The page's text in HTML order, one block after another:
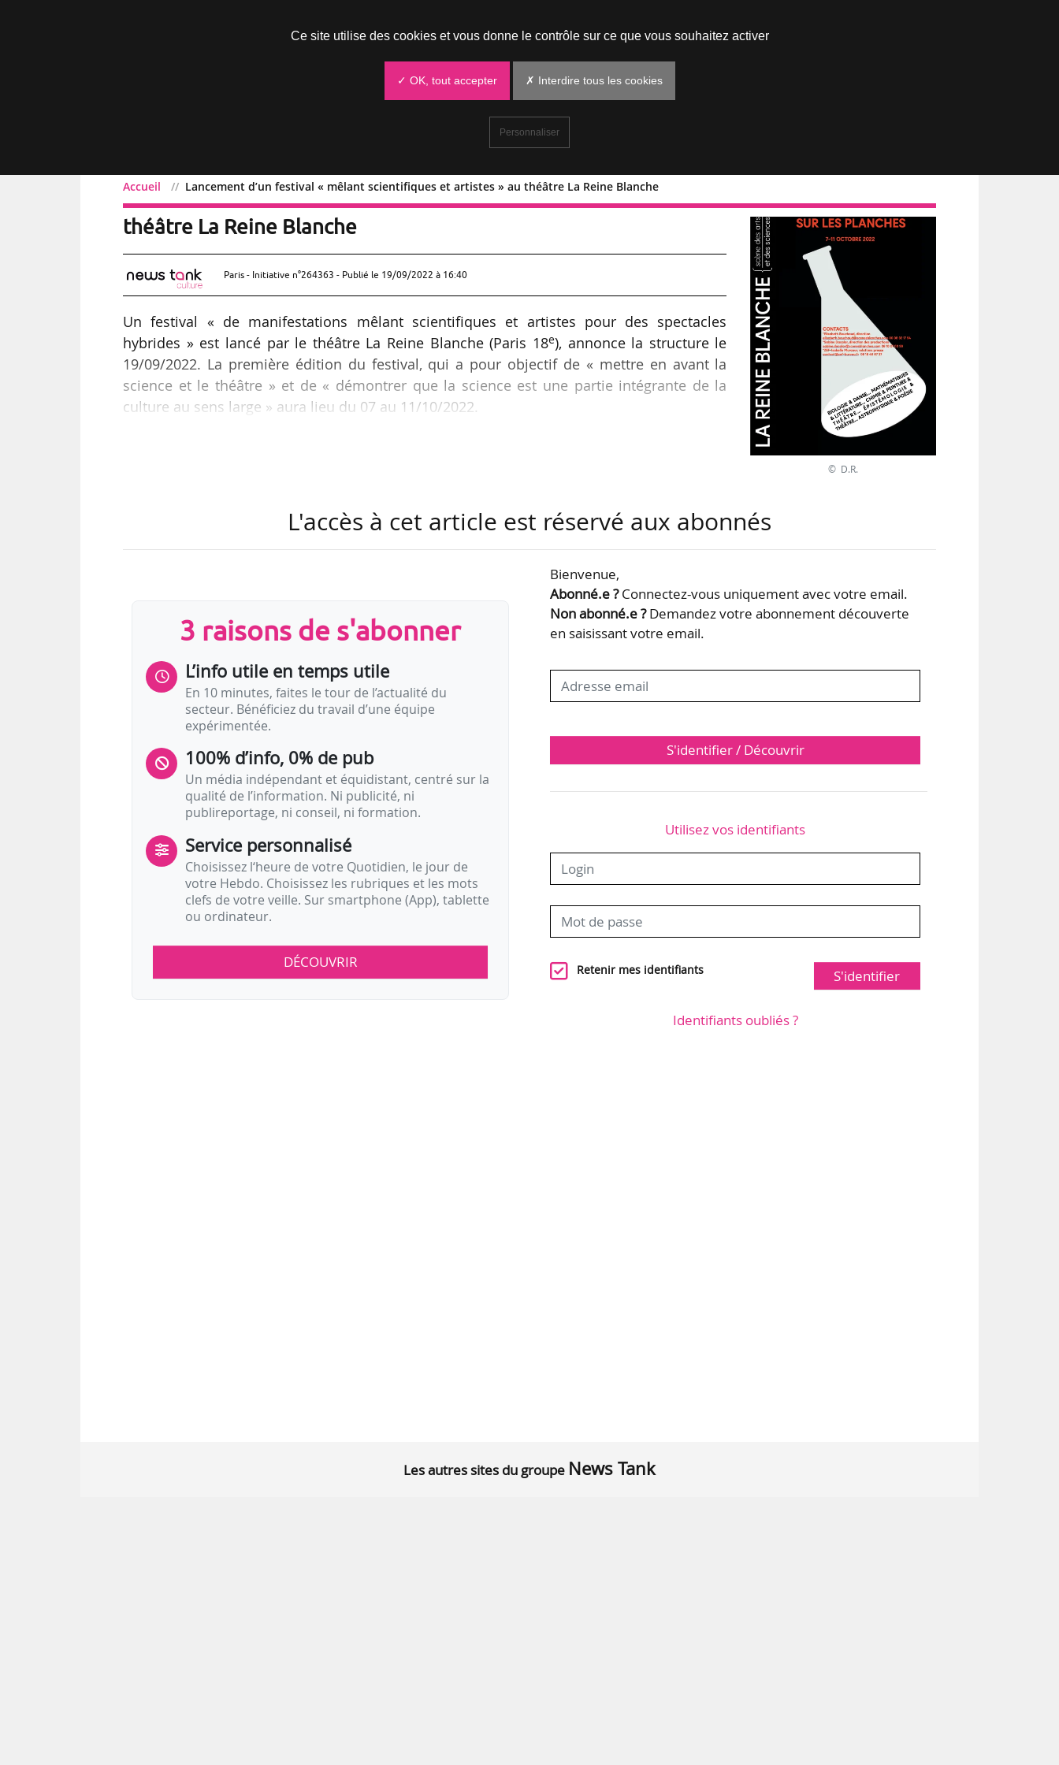
Accueil Lancement d’un festival « mêlant scientifiques et artistes » au théâtre La Reine Blanche
Lancement d’un festival « mêlant scientifiques et artistes » au
théâtre La Reine Blanche
Paris - Initiative n°264363 - Publié le 19/09/2022 à 16:40
Un festival « de manifestations mêlant scientifiques et artistes pour des spectacles
hybrides » est lancé par le théâtre La Reine Blanche (Paris 18e), annonce la structure le
19/09/2022. La première édition du festival, qui a pour objectif de « mettre en avant la
science et le théâtre » et de « démontrer que la science est une partie intégrante de la
culture au sens large » aura lieu du 07 au 11/10/2022.
les planches » accueillera entre autres Marianne Elias, biologiste, directrice de recherche
CNRS à l’Institut de Systématique et…
© D.R.
L'accès à cet article est réservé aux abonnés
3 raisons de s'abonner
L’info utile en temps utile
En 10 minutes, faites le tour de l’actualité du
secteur. Bénéficiez du travail d’une équipe
expérimentée.
100% d’info, 0% de pub
Un média indépendant et équidistant, centré sur la
qualité de l’information. Ni publicité, ni
publireportage, ni conseil, ni formation.
Service personnalisé
Choisissez l‘heure de votre Quotidien, le jour de
votre Hebdo. Choisissez les rubriques et les mots
clefs de votre veille. Sur smartphone (App), tablette
ou ordinateur.
DÉCOUVRIR
Bienvenue,
Abonné.e ?Connectez-vous uniquement avec votre email.
Non abonné.e ?Demandez votre abonnement découverte
en saisissant votre email.
S'identifier / Découvrir
Utilisez vos identifiants
Retenir mes identifiants S'identifier
Identifiants oubliés ?
Les autres sites du groupe News Tank
Ce site utilise des cookies et vous donne le contrôle sur ce que vous souhaitez activer
✓ OK, tout accepter ✗ Interdire tous les cookies
Personnaliser